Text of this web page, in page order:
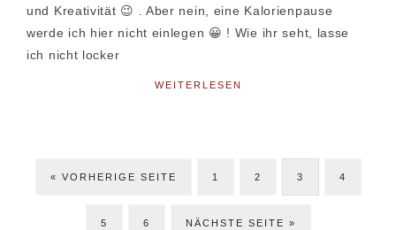
und Kreativität 😉 . Aber nein, eine Kalorienpause
werde ich hier nicht einlegen 😀 ! Wie ihr seht, lasse
ich nicht locker
WEITERLESEN
« ZUR
VORHERIGE SEITE SEITE
1 SEITE
2 SEITE
3 SEITE
4
SEITE
5 SEITE
6 JETZT
NÄCHSTE SEITE »